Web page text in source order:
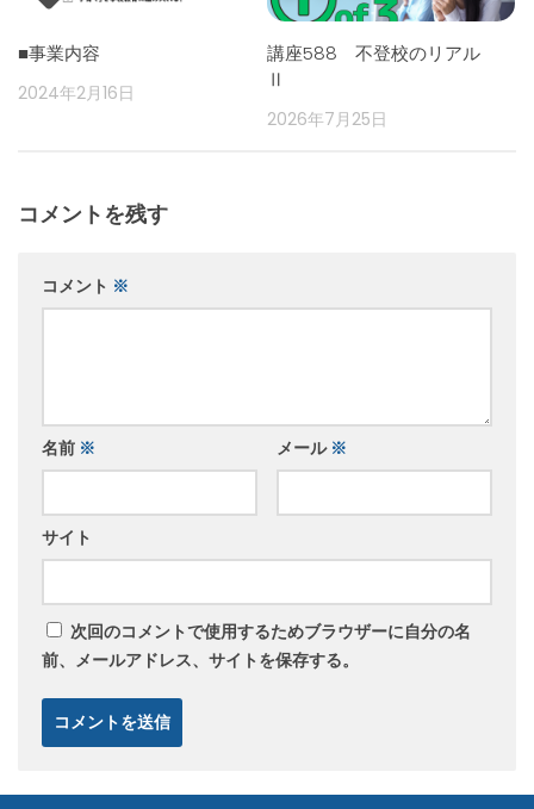
■事業内容
2024年2月16日
講座588 不登校のリアル
Ⅱ
2026年7月25日
コメントを残す
コメント ※
名前 ※ メール ※
サイト
次回のコメントで使用するためブラウザーに自分の名
前、メールアドレス、サイトを保存する。